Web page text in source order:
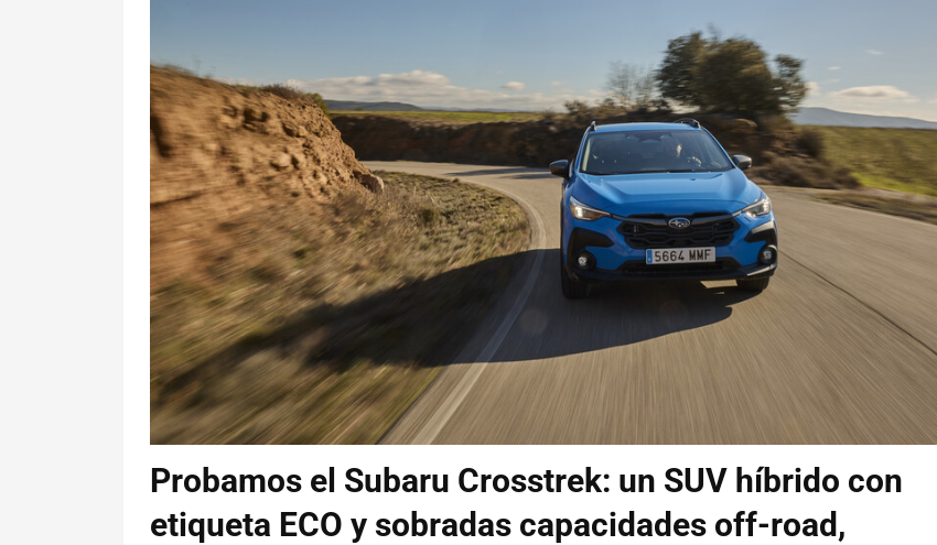
Probamos el Subaru Crosstrek: un SUV híbrido con
etiqueta ECO y sobradas capacidades off-road,